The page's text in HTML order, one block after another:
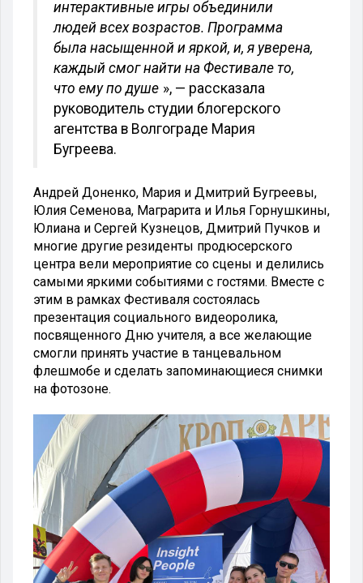
интерактивные игры объединили
людей всех возрастов. Программа
была насыщенной и яркой, и, я уверена,
каждый смог найти на Фестивале то,
что ему по душе », — рассказала
руководитель студии блогерского
агентства в Волгограде Мария
Бугреева.
Андрей Доненко, Мария и Дмитрий Бугреевы,
Юлия Семенова, Маграрита и Илья Горнушкины,
Юлиана и Сергей Кузнецов, Дмитрий Пучков и
многие другие резиденты продюсерского
центра вели мероприятие со сцены и делились
самыми яркими событиями с гостями. Вместе с
этим в рамках Фестиваля состоялась
презентация социального видеоролика,
посвященного Дню учителя, а все желающие
смогли принять участие в танцевальном
флешмобе и сделать запоминающиеся снимки
на фотозоне.